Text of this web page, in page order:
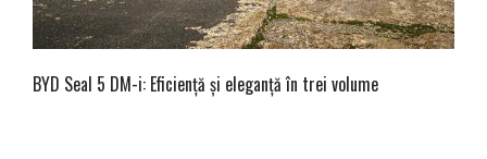
BYD Seal 5 DM-i: Eficiență și eleganță în trei volume